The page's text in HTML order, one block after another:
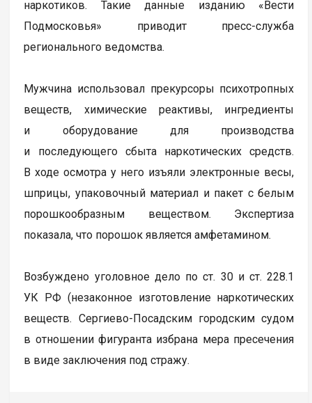
наркотиков. Такие данные изданию «Вести
Подмосковья» приводит пресс-служба
регионального ведомства.
Мужчина использовал прекурсоры психотропных
веществ, химические реактивы, ингредиенты
и оборудование для производства
и последующего сбыта наркотических средств.
В ходе осмотра у него изъяли электронные весы,
шприцы, упаковочный материал и пакет с белым
порошкообразным веществом. Экспертиза
показала, что порошок является амфетамином.
Возбуждено уголовное дело по ст. 30 и ст. 228.1
УК РФ (незаконное изготовление наркотических
веществ. Сергиево-Посадским городским судом
в отношении фигуранта избрана мера пресечения
в виде заключения под стражу.